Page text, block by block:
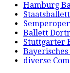
Hamburg
Ballett
Stuttgarter
diverse